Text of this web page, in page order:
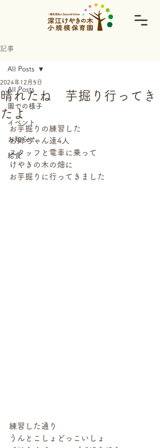
記事
All Posts
園での様子
イベント
お知らせ
給食
All Posts
晴れたね 芋掘り行ってき
たよ
2024年12月5日
お芋掘りの練習した
お姉ちゃん達4人
スタッフと電車に乗って
けやきの木の畑に
お芋掘りに行ってきました
練習した通り
うんとこしょどっこいしょ